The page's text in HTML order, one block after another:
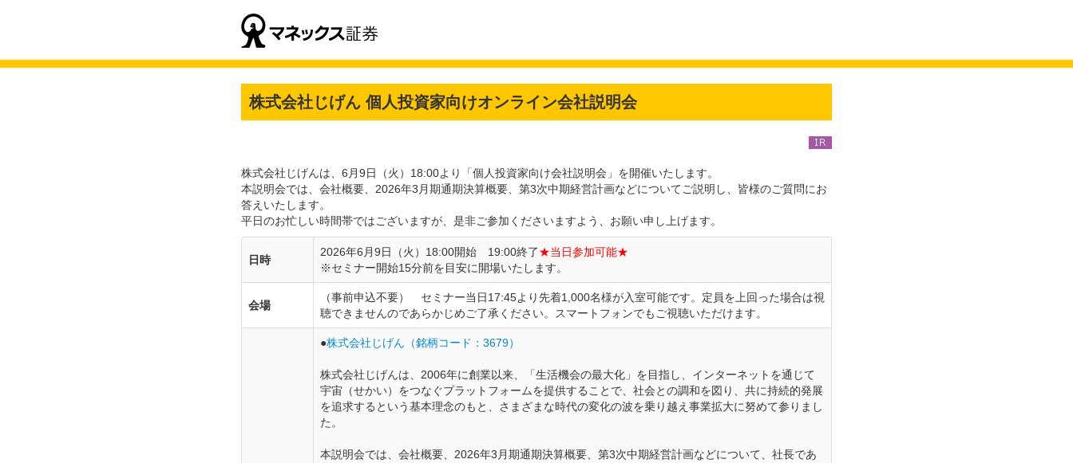
株式会社じげん 個人投資家向けオンライン会社説明会
株式会社じげんは、6月9日（火）18:00より「個人投資家向け会社説明会」を開催いたします。
本説明会では、会社概要、2026年3月期通期決算概要、第3次中期経営計画などについてご説明し、皆様のご質問にお
答えいたします。
平日のお忙しい時間帯ではございますが、是非ご参加くださいますよう、お願い申し上げます。
日時
2026年6月9日（火）18:00開始 19:00終了★当日参加可能★
※セミナー開始15分前を目安に開場いたします。
会場
（事前申込不要） セミナー当日17:45より先着1,000名様が入室可能です。定員を上回った場合は視
聴できませんのであらかじめご了承ください。スマートフォンでもご視聴いただけます。
●株式会社じげん（銘柄コード：3679）
株式会社じげんは、2006年に創業以来、「生活機会の最大化」を目指し、インターネットを通じて
宇宙（せかい）をつなぐプラットフォームを提供することで、社会との調和を図り、共に持続的発展
を追求するという基本理念のもと、さまざまな時代の変化の波を乗り越え事業拡大に努めて参りまし
た。
本説明会では、会社概要、2026年3月期通期決算概要、第3次中期経営計画などについて、社長であ